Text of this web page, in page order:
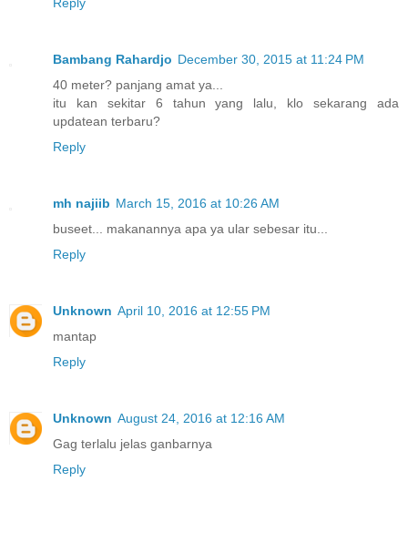
Reply
Bambang Rahardjo December 30, 2015 at 11:24 PM
40 meter? panjang amat ya...
itu kan sekitar 6 tahun yang lalu, klo sekarang ada
updatean terbaru?
Reply
mh najiib March 15, 2016 at 10:26 AM
buseet... makanannya apa ya ular sebesar itu...
Reply
Unknown April 10, 2016 at 12:55 PM
mantap
Reply
Unknown August 24, 2016 at 12:16 AM
Gag terlalu jelas ganbarnya
Reply